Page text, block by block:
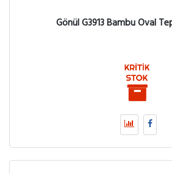
Gönül G3913 Bambu Oval